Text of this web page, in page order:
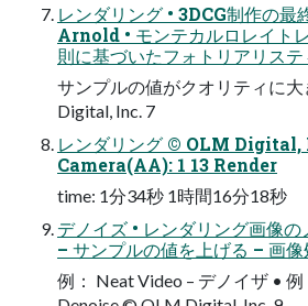
レンダリング • 3DCG制作の
Arnold • モンテカルロレイト
則に基づいたフォトリアリス
サンプルの値がクオリティに
Digital, Inc. 7
レンダリング © OLM Digital,
Camera(AA): 1 13 Render
time: 1分34秒 1時間16分18秒
デノイズ • レンダリング画像
– サンプルの値を上げる – 画像
例： Neat Video – デノイザ •